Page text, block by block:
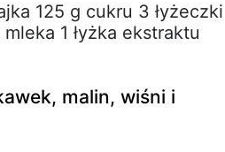
125 g cukru 3 łyżeczki
1 łyżka ekstraktu
malin, wiśni i